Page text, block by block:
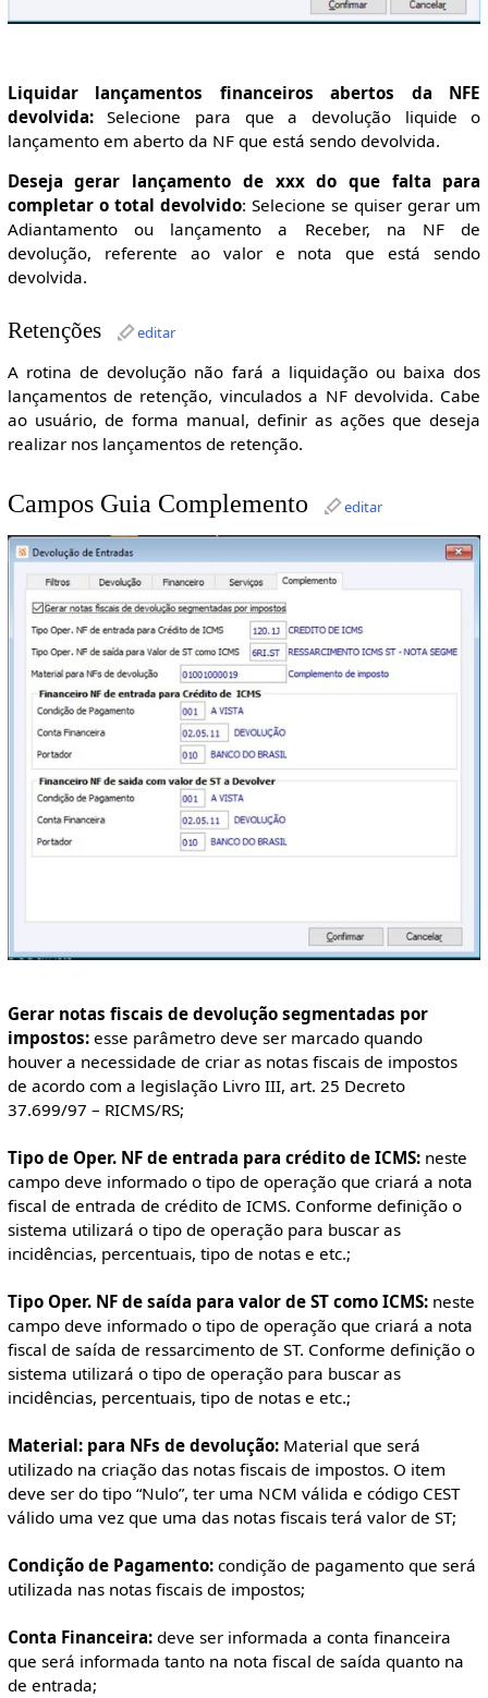
Liquidar lançamentos financeiros abertos da NFE
devolvida:Selecione para que a devolução liquide o
lançamento em aberto da NF que está sendo devolvida.
Deseja gerar lançamento de xxx do que falta para
completar o total devolvido: Selecione se quiser gerar um
Adiantamento ou lançamento a Receber, na NF de
devolução, referente ao valor e nota que está sendo
devolvida.
Retenções editar
A rotina de devolução não fará a liquidação ou baixa dos
lançamentos de retenção, vinculados a NF devolvida. Cabe
ao usuário, de forma manual, definir as ações que deseja
realizar nos lançamentos de retenção.
Campos Guia Complemento editar
Gerar notas fiscais de devolução segmentadas por
impostos:esse parâmetro deve ser marcado quando
houver a necessidade de criar as notas fiscais de impostos
de acordo com a legislação Livro III, art. 25 Decreto
37.699/97 – RICMS/RS;
Tipo de Oper. NF de entrada para crédito de ICMS:neste
campo deve informado o tipo de operação que criará a nota
fiscal de entrada de crédito de ICMS. Conforme definição o
sistema utilizará o tipo de operação para buscar as
incidências, percentuais, tipo de notas e etc.;
Tipo Oper. NF de saída para valor de ST como ICMS:neste
campo deve informado o tipo de operação que criará a nota
fiscal de saída de ressarcimento de ST. Conforme definição o
sistema utilizará o tipo de operação para buscar as
incidências, percentuais, tipo de notas e etc.;
Material: para NFs de devolução:Material que será
utilizado na criação das notas fiscais de impostos. O item
deve ser do tipo “Nulo”, ter uma NCM válida e código CEST
válido uma vez que uma das notas fiscais terá valor de ST;
Condição de Pagamento:condição de pagamento que será
utilizada nas notas fiscais de impostos;
Conta Financeira:deve ser informada a conta financeira
que será informada tanto na nota fiscal de saída quanto na
de entrada;